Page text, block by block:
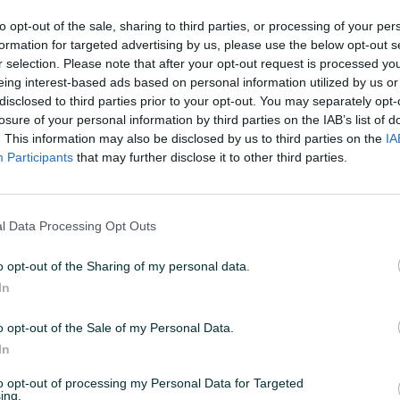
opt-out of the sale, sharing to third parties, or processing of your
for targeted advertising by us, please use the below opt-out
selection. Please note that after your opt-out request is processed
interest-based ads based on personal information utilized by us
to third parties prior to your opt-out. You may separately
of your personal information by third parties on the IAB’s list of
This information may also be disclosed by us to third parties on the
Participants that may further disclose it to other third parties.
Data Processing Opt Outs
opt-out of the Sharing of my personal data.
opt-out of the Sale of my Personal Data.
opt-out of processing my Personal Data for Targeted
U 12:47 ID: 72722265 PREGLEDI: 7851
Godište 2025
Vrsta Dvoosovinski
dostupni i u BiH.